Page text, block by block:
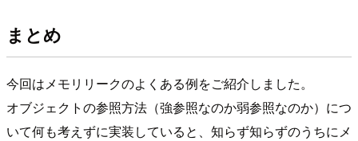
まとめ
今回はメモリリークのよくある例をご紹介しました。
オブジェクトの参照方法（強参照なのか弱参照なのか）につ
いて何も考えずに実装していると、知らず知らずのうちにメ